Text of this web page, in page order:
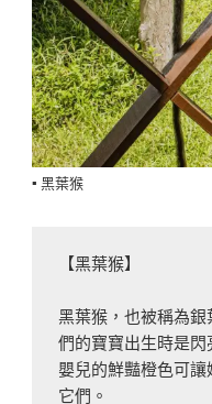
▪️ 黑葉猴
【黑葉猴】
黑葉猴，也被稱為
們的寶寶出生時是
嬰兒的鮮豔橙色可
它們。